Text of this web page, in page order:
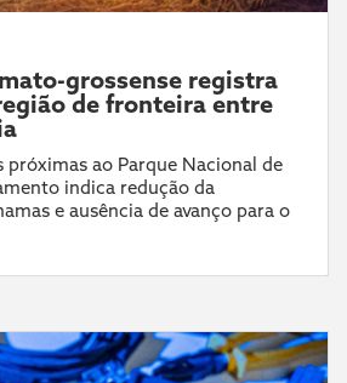
grossense registra
de fronteira entre
próximas ao Parque Nacional de
indica redução da
e ausência de avanço para o